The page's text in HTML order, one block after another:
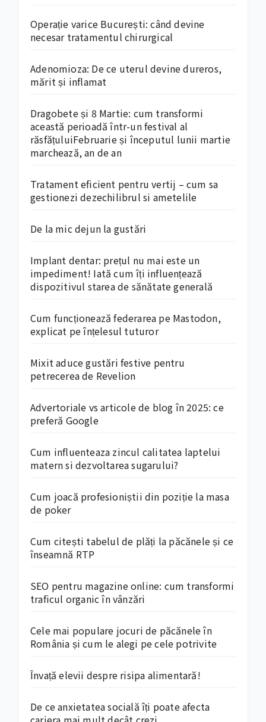
Operație varice București: când devine
necesar tratamentul chirurgical
Adenomioza: De ce uterul devine dureros,
mărit și inflamat
Dragobete și 8 Martie: cum transformi
această perioadă într-un festival al
răsfățuluiFebruarie și începutul lunii martie
marchează, an de an
Tratament eficient pentru vertij – cum sa
gestionezi dezechilibrul si ametelile
De la mic dejun la gustări
Implant dentar: prețul nu mai este un
impediment! Iată cum îți influențează
dispozitivul starea de sănătate generală
Cum funcționează federarea pe Mastodon,
explicat pe înțelesul tuturor
Mixit aduce gustări festive pentru
petrecerea de Revelion
Advertoriale vs articole de blog în 2025: ce
preferă Google
Cum influenteaza zincul calitatea laptelui
matern si dezvoltarea sugarului?
Cum joacă profesioniștii din poziție la masa
de poker
Cum citești tabelul de plăți la păcănele și ce
înseamnă RTP
SEO pentru magazine online: cum transformi
traficul organic în vânzări
Cele mai populare jocuri de păcănele în
România și cum le alegi pe cele potrivite
Învață elevii despre risipa alimentară!
De ce anxietatea socială îți poate afecta